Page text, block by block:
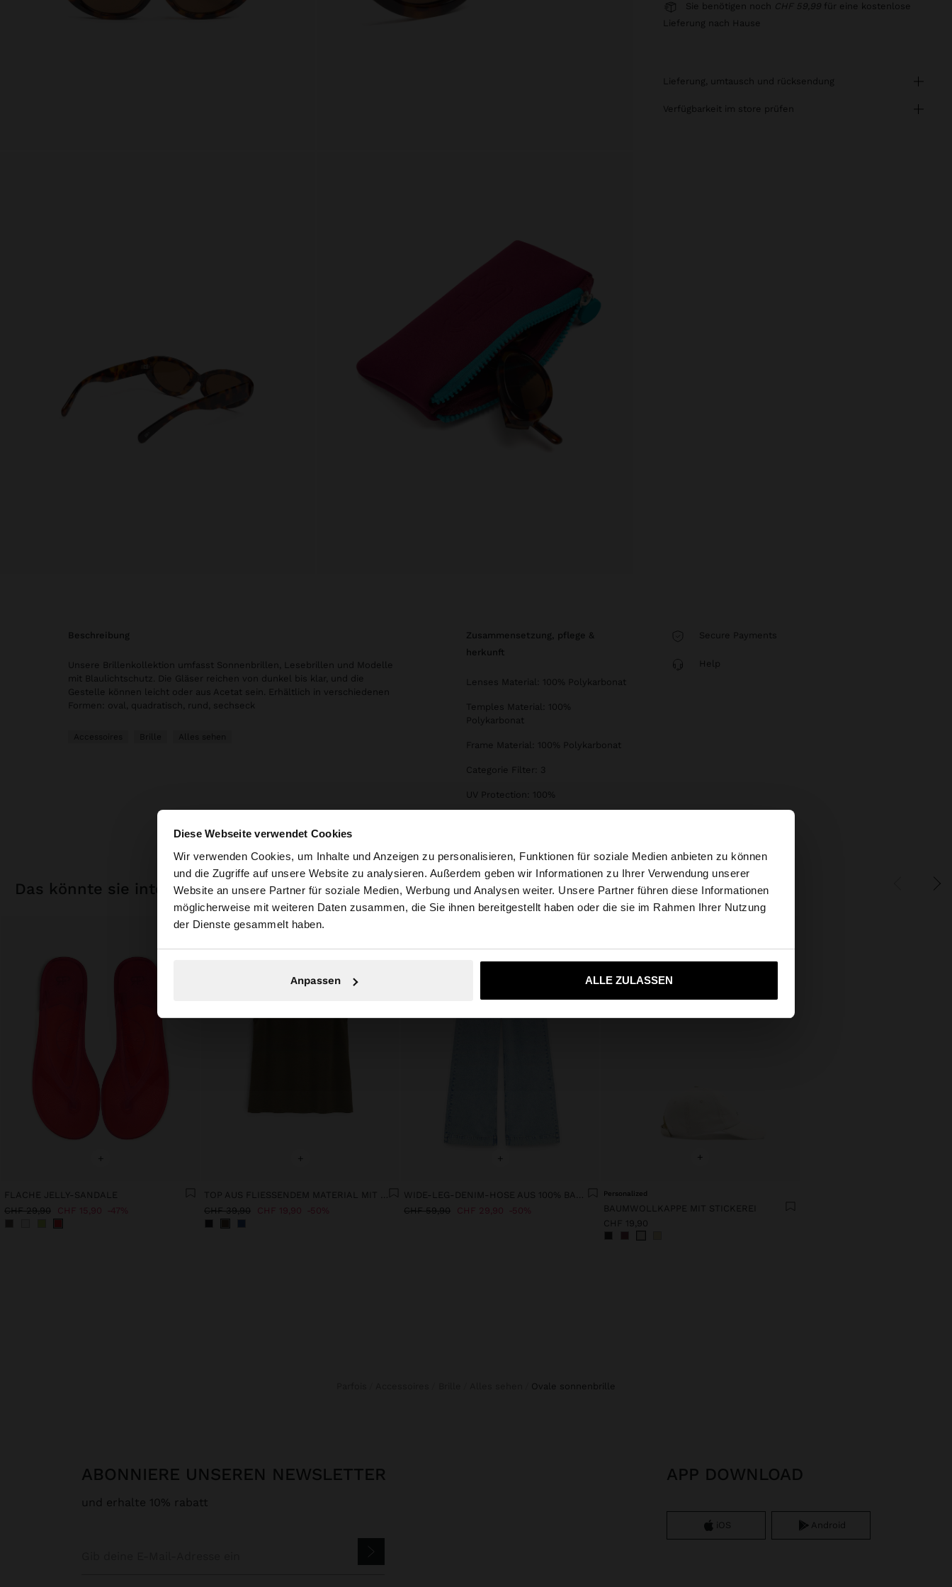
Diese Webseite verwendet Cookies
Wir verwenden Cookies, um Inhalte und Anzeigen zu personalisieren, Funktionen für soziale Medien anbieten zu können
und die Zugriffe auf unsere Website zu analysieren. Außerdem geben wir Informationen zu Ihrer Verwendung unserer
Website an unsere Partner für soziale Medien, Werbung und Analysen weiter. Unsere Partner führen diese Informationen
möglicherweise mit weiteren Daten zusammen, die Sie ihnen bereitgestellt haben oder die sie im Rahmen Ihrer Nutzung
der Dienste gesammelt haben.
Anpassen ALLE ZULASSEN
hallo ×
Sie greifen von Schweiz auf die Website zu. Möchten Sie unsere United States Website
durchsuchen?
Nein, bleiben Sie bei Schweiz Ja, bringen Sie mich zu United States
Sie benötigen noch CHF 59,99 für eine kostenlose
Lieferung nach Hause
lieferung, umtausch und rücksendung
verfügbarkeit im store prüfen
beschreibung
Unsere Brillenkollektion umfasst Sonnenbrillen, Lesebrillen und Modelle
mit Blaulichtschutz. Die Gläser reichen von dunkel bis klar, und die
Gestelle können leicht oder aus Acetat sein. Erhältlich in verschiedenen
Formen: oval, quadratisch, rund, sechseck
Accessoires Brille Alles sehen
zusammensetzung, pflege &
herkunft
Lenses Material: 100% Polykarbonat
Temples Material: 100%
Polykarbonat
Frame Material: 100% Polykarbonat
Categorie Filter: 3
UV Protection: 100%
Secure Payments
Help
das könnte sie interessieren
+
FLACHE JELLY-SANDALE
CHF 29,90 CHF 15,90 47%
+
CHF 39,90 CHF 19,90 50%
+
CHF 59,90 CHF 29,90 50%
+
Personalized
BAUMWOLLKAPPE MIT STICKEREI
CHF 19,90
ovale sonnenbrille
ABONNIERE UNSEREN NEWSLETTER
und erhalte 10% rabatt
APP DOWNLOAD
iOS Android